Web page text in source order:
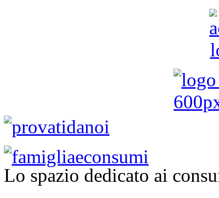
Lo spazio dedicato ai